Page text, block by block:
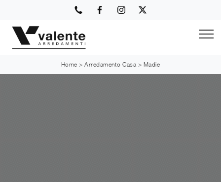
Home >Arredamento Casa > Madie